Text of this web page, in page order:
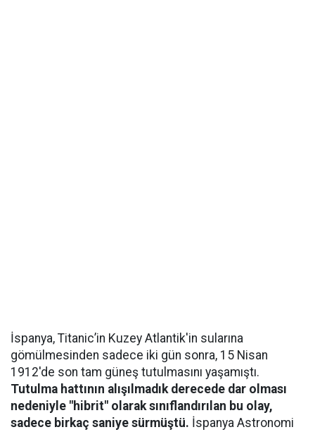
İspanya, Titanic’in Kuzey Atlantik'in sularına
gömülmesinden sadece iki gün sonra, 15 Nisan
1912'de son tam güneş tutulmasını yaşamıştı.
Tutulma hattının alışılmadık derecede dar olması
nedeniyle "hibrit" olarak sınıflandırılan bu olay,
sadece birkaç saniye sürmüştü. İspanya Astronomi